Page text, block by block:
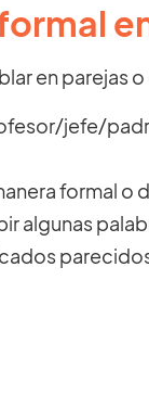
en parejas
jefe/
formal o